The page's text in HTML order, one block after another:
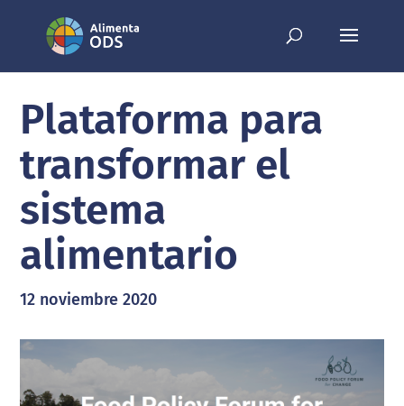
Plataforma para
transformar el
sistema
alimentario
12 noviembre 2020